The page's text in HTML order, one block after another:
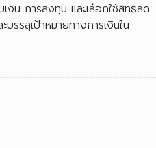
งิน การลงทุน และเลือกใช้สิทธิลด
รลุเป้าหมายทางการเงินใน